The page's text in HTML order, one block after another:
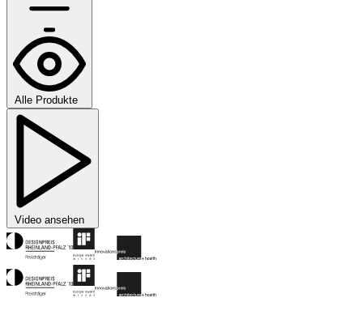
Alle Produkte
Video ansehen